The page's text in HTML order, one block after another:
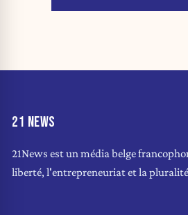
21 NEWS
21News est un média belge
liberté, l'entrepreneuriat et la